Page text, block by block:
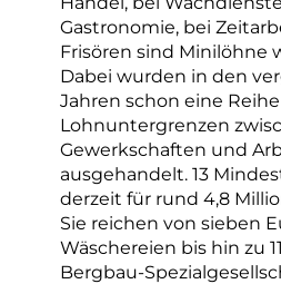
Gastronomie, bei
Frisören sind Minilöhne
Dabei wurden in den
Jahren schon eine
Lohnuntergrenzen
Gewerkschaften und
ausgehandelt. 13
derzeit für rund 4,8
Sie reichen von sieben
Wäschereien bis hin zu
Bergbau-